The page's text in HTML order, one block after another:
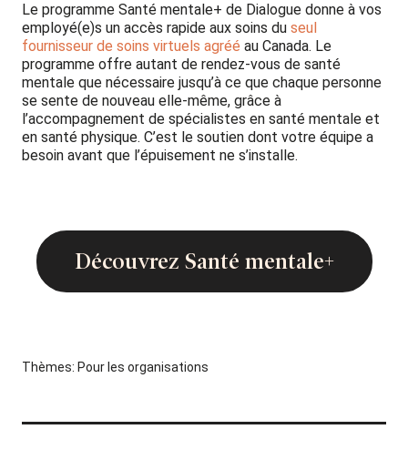
Le programme Santé mentale+ de Dialogue donne à vos
employé(e)s un accès rapide aux soins du seul
fournisseur de soins virtuels agréé au Canada. Le
programme offre autant de rendez-vous de santé
mentale que nécessaire jusqu’à ce que chaque personne
se sente de nouveau elle-même, grâce à
l’accompagnement de spécialistes en santé mentale et
en santé physique. C’est le soutien dont votre équipe a
besoin avant que l’épuisement ne s’installe.
Découvrez Santé mentale+
Thèmes: Pour les organisations